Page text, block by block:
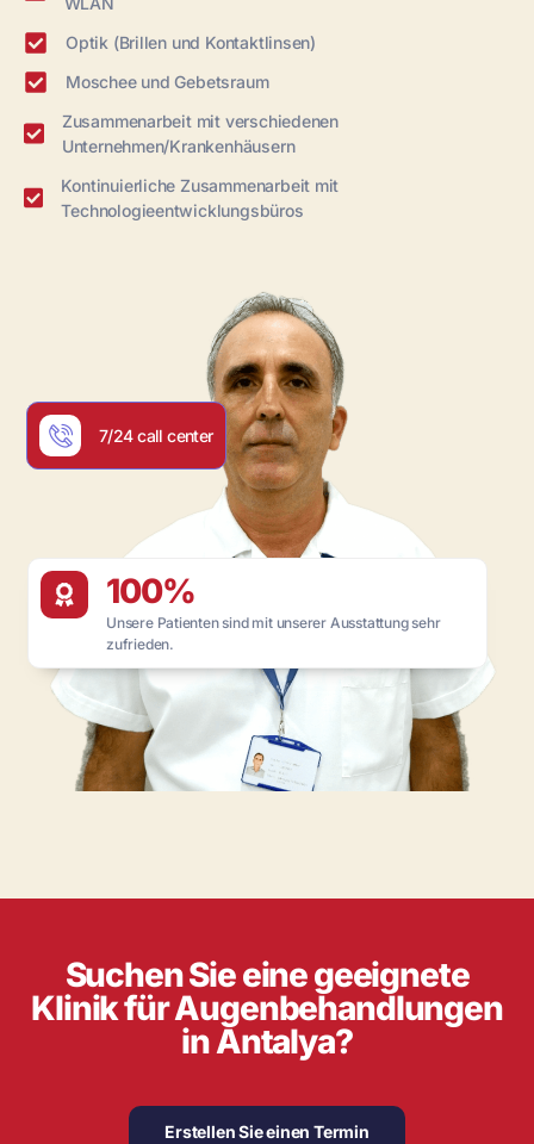
Optik (Brillen und Kontaktlinsen)
Moschee und Gebetsraum
Zusammenarbeit mit verschiedenen
Unternehmen/Krankenhäusern
Kontinuierliche Zusammenarbeit mit
Technologieentwicklungsbüros
7/24 call center
100%
Unsere Patienten sind mit unserer Ausstattung sehr
zufrieden.
Suchen Sie eine geeignete
Klinik für Augenbehandlungen
in Antalya?
Erstellen Sie einen Termin